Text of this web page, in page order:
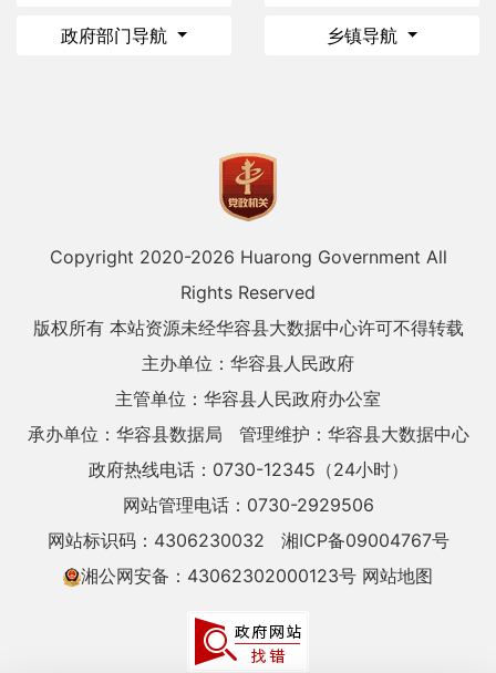
政府部门导航 乡镇导航
Copyright 2020-2026 Huarong Government All
Rights Reserved
版权所有 本站资源未经华容县大数据中心许可不得转载
主办单位：华容县人民政府
主管单位：华容县人民政府办公室
承办单位：华容县数据局
管理维护：华容县大数据中心
政府热线电话：0730-12345（24小时）
网站管理电话：0730-2929506
网站标识码：4306230032
湘ICP备09004767号
湘公网安备：43062302000123号 网站地图